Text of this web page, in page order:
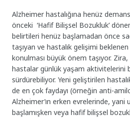
Alzheimer hastalığına henüz
önceki ‘Hafif Bilişsel Bozukluk’
belirtileri henüz başlamadan önce
taşıyan ve hastalık gelişimi
konulması büyük önem taşıyor.
hastalar günlük yaşam aktivitelerini
sürdürebiliyor. Yeni geliştirilen
de en çok faydayı (örneğin anti-
Alzheimer’ın erken evrelerinde, yani
başlamışken veya hafif bilişsel